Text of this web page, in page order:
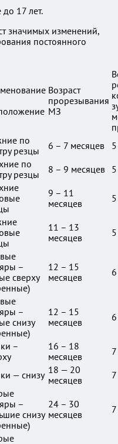
17 лет.
значимых изменений,
постоянного
Возраст
прорезывания
МЗ
по
резцы
6 – 7 месяцев
по
резцы
8 – 9 месяцев
9 – 11
месяцев
11 – 13
месяцев
–
сверху
12 – 15
месяцев
–
снизу
12 – 15
месяцев
–
16 – 18
месяцев
— снизу 18 — 20
месяцев
–
снизу
24 – 30
месяцев